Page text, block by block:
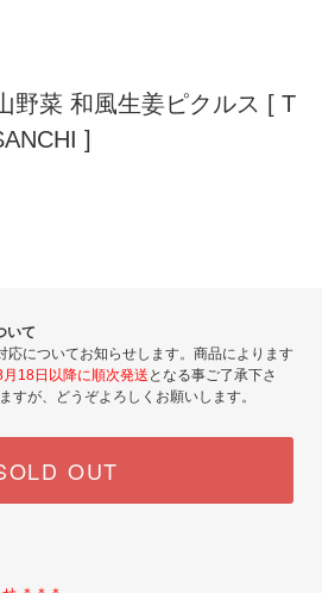
野菜 和風生姜ピクルス [ T
]
いて
応についてお知らせします。商品によります
18日以降に順次発送 となる事ご了承下さ
すが、どうぞよろしくお願いします。
OUT